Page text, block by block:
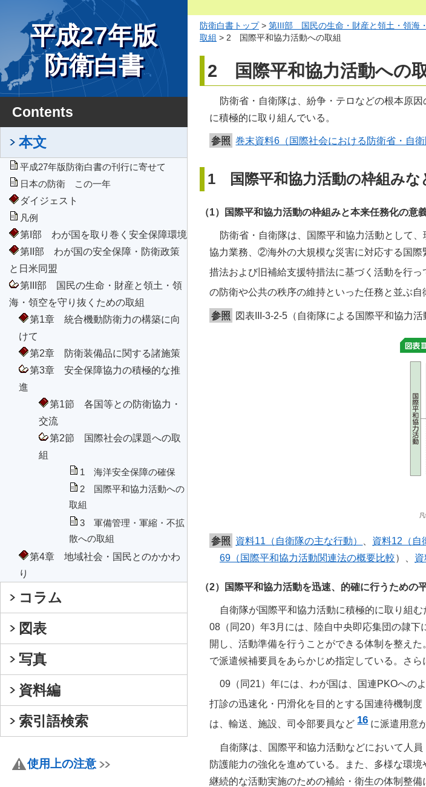
平成27年版
防衛白書
Contents
本文
平成27年版防衛白書の刊行に寄せて
日本の防衛 この一年
ダイジェスト
凡例
第I部 わが国を取り巻く安全保障環境
第II部 わが国の安全保障・防衛政策
と日米同盟
第III部 国民の生命・財産と領土・領
海・領空を守り抜くための取組
第1章 統合機動防衛力の構築に向
けて
第2章 防衛装備品に関する諸施策
第3章 安全保障協力の積極的な推
進
第1節 各国等との防衛協力・
交流
第2節 国際社会の課題への取
組
1 海洋安全保障の確保
2 国際平和協力活動への
取組
3 軍備管理・軍縮・不拡
散への取組
第4章 地域社会・国民とのかかわ
り
コラム
図表
写真
資料編
索引語検索
使用上の注意
防衛白書トップ> 第III部 国民の生命・財産と領土・領海
取組 > 2 国際平和協力活動への取組
2 国際平和協力活動への
防衛省・自衛隊は、紛争・テロなどの根本原
に積極的に取り組んでいる。
参照 巻末資料6（国際社会における防衛省・自衛
1 国際平和協力活動の枠組みな
（1）国際平和協力活動の枠組みと本来任務化の意
防衛省・自衛隊は、国際平和協力活動として
協力業務、②海外の大規模な災害に対応する国
措法および旧補給支援特措法に基づく活動を行
の防衛や公共の秩序の維持といった任務と並ぶ自
参照 図表III-3-2-5（自衛隊による国際平和協力活
参照 資料11（自衛隊の主な行動） 資料12（自
69（国際平和協力活動関連法の概要比較）、
（2）国際平和協力活動を迅速、的確に行うための
自衛隊が国際平和協力活動に積極的に取り組
08（同20）年3月には、陸自中央即応集団の隷
開し、活動準備を行うことができる体制を整え
で派遣候補要員をあらかじめ指定している。さ
09（同21）年には、わが国は、国連PKOへの
打診の迅速化・円滑化を目的とする国連待機制
は、輸送、施設、司令部要員など 16 に派遣用意
自衛隊は、国際平和協力活動などにおいて人
防護能力の強化を進めている。また、多様な環
継続的な活動実施のための補給・衛生の体制整